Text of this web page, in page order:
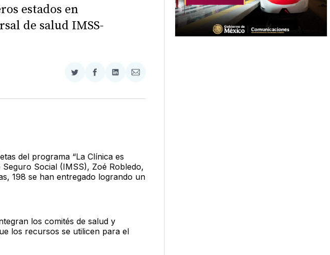
estados en
de salud IMSS-
Compartir
Twitter
Compartir
Facebook
Compartir
LinkedIn
Compartir
Email
del programa “La Clínica es
Social (IMSS), Zoé Robledo,
198 se han entregado logrando un
los comités de salud y
los recursos se utilicen para el